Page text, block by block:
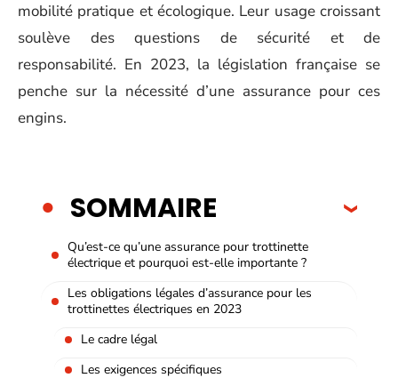
mobilité pratique et écologique. Leur usage croissant
soulève des questions de sécurité et de
responsabilité. En 2023, la législation française se
penche sur la nécessité d’une assurance pour ces
engins.
SOMMAIRE
Qu’est-ce qu’une assurance pour trottinette
électrique et pourquoi est-elle importante ?
Les obligations légales d’assurance pour les
trottinettes électriques en 2023
Le cadre légal
Les exigences spécifiques